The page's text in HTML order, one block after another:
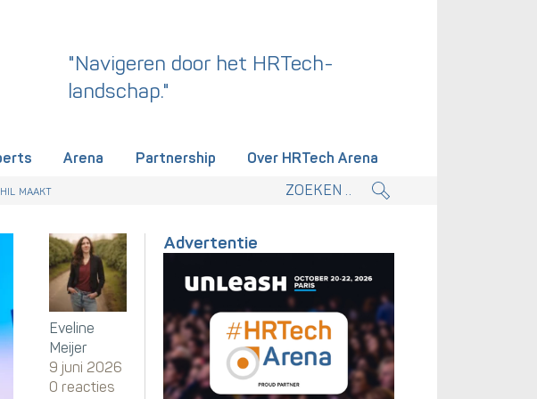
"Navigeren door het HRTech-
landschap."
Arena Partnership
Over HRTech Arena
onderdeel actieplan.
heeft
maakt
Eveline
Meijer
9 juni 2026
0 reacties
Advertentie